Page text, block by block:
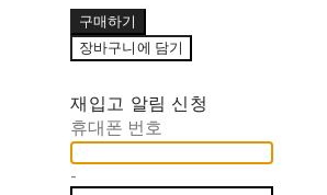
구매하기
장바구니에 담기
재입고 알림 신청
휴대폰 번호
-